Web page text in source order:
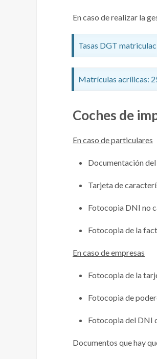
En caso de realizar la
Tasas DGT
Matrículas acrílicas:
Coches de
En caso de particulares
Documentación
Tarjeta de
Fotocopia DNI no
Fotocopia de la
En caso de empresas
Fotocopia de la
Fotocopia de
Fotocopia del DNI
Documentos que hay